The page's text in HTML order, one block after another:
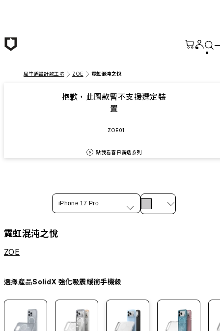
犀牛盾設計款工坊 ZOE 霓虹混沌之悅
抱歉，此圖款暫不支援選定裝
置
ZOE01
點我看春日霧透系列
iPhone 17 Pro
霓虹混沌之悅
ZOE
選擇產品SolidX 強化吸震緩衝手機殼